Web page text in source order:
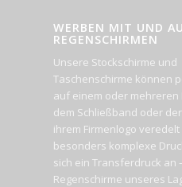
WERBEN MIT UND
REGENSCHIRMEN
Unsere Stockschirme und
Taschenschirme können
auf einem oder mehreren
dem Schließband oder
ihrem Firmenlogo
besonders komplexe
sich ein Transferdruck an
Regenschirme unseres